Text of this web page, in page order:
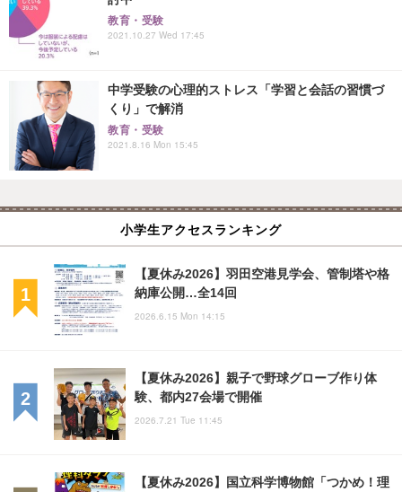
教育・受験
2021.10.27 Wed 17:45
中学受験の心理的ストレス「学習と会話の習慣づ
くり」で解消
教育・受験
2021.8.16 Mon 15:45
小学生アクセスランキング
【夏休み2026】羽田空港見学会、管制塔や格
納庫公開…全14回
2026.6.15 Mon 14:15
【夏休み2026】親子で野球グローブ作り体
験、都内27会場で開催
2026.7.21 Tue 11:45
【夏休み2026】国立科学博物館「つかめ！理